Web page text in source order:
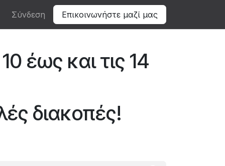
Σύνδεση Επικοινωνήστε μαζί μας
έως και τις 14
διακοπές!